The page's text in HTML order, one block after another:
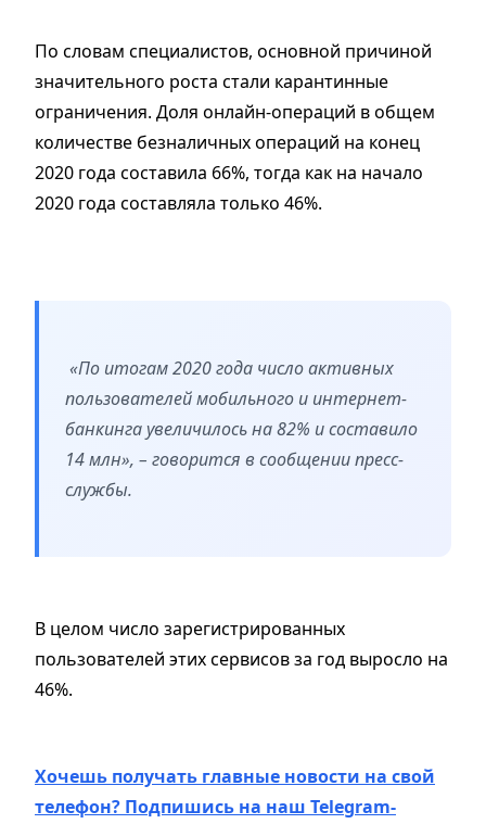
По словам специалистов, основной причиной
значительного роста стали карантинные
ограничения. Доля онлайн-операций в общем
количестве безналичных операций на конец
2020 года составила 66%, тогда как на начало
2020 года составляла только 46%.
«По итогам 2020 года число активных
пользователей мобильного и интернет-
банкинга увеличилось на 82% и составило
14 млн», – говорится в сообщении пресс-
службы.
В целом число зарегистрированных
пользователей этих сервисов за год выросло на
46%.
Хочешь получать главные новости на свой
телефон? Подпишись на наш Telegram-